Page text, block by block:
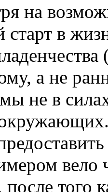
на
в
а не
не в
вело
того